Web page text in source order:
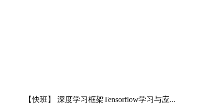
【快班】 深度学习框架Tensorflow学习与应...